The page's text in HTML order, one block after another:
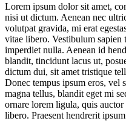
Lorem ipsum dolor sit amet,
nisi ut dictum. Aenean nec
volutpat gravida, mi erat
vitae libero. Vestibulum sapien
imperdiet nulla. Aenean id
blandit, tincidunt lacus ut,
dictum dui, sit amet tristique
Donec tempus ipsum eros, vel
magna tellus, blandit eget mi
ornare lorem ligula, quis
libero. Praesent hendrerit